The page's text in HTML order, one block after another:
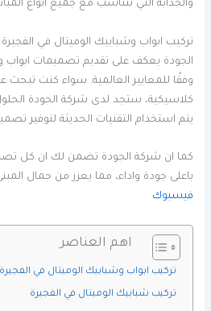
والجذابة التي تتناسب مع جميع انواع
تركيب ابواب وشبابيك الوميتال في
الجودة يعكف على تقديم تصميمات ابواب
وفقًا للمعايير العالمية. سواء كنت
كلاسيكية، ستجد لدى شركة الجودة
يتم استخدام التقنيات الحديثة لتوفير
كما ان شركة الجودة تضمن لك ان كل
باعلى جودة واداء، مما يعزز من جمال
فيسبوك
اهم العناصر
تركيب ابواب وشبابيك الوميتال في الفجيرة
تركيب شبابيك الوميتال في الفجيرة